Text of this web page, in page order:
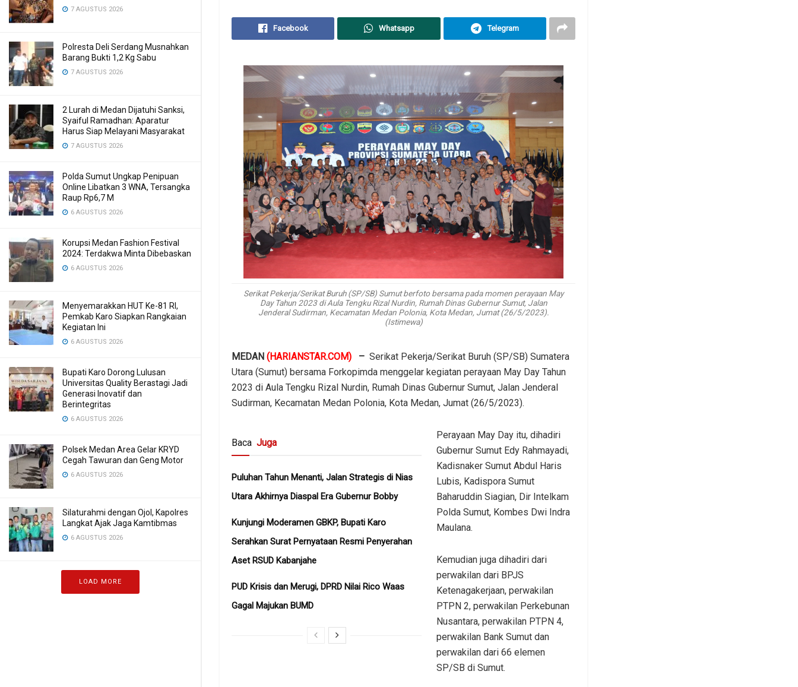
7 AGUSTUS 2026
Polresta Deli Serdang Musnahkan
Barang Bukti 1,2 Kg Sabu
7 AGUSTUS 2026
2 Lurah di Medan Dijatuhi Sanksi,
Syaiful Ramadhan: Aparatur
Harus Siap Melayani Masyarakat
7 AGUSTUS 2026
Polda Sumut Ungkap Penipuan
Online Libatkan 3 WNA, Tersangka
Raup Rp6,7 M
6 AGUSTUS 2026
Korupsi Medan Fashion Festival
2024: Terdakwa Minta Dibebaskan
6 AGUSTUS 2026
Menyemarakkan HUT Ke-81 RI,
Pemkab Karo Siapkan Rangkaian
Kegiatan Ini
6 AGUSTUS 2026
Bupati Karo Dorong Lulusan
Universitas Quality Berastagi Jadi
Generasi Inovatif dan
Berintegritas
6 AGUSTUS 2026
Polsek Medan Area Gelar KRYD
Cegah Tawuran dan Geng Motor
6 AGUSTUS 2026
Silaturahmi dengan Ojol, Kapolres
Langkat Ajak Jaga Kamtibmas
6 AGUSTUS 2026
LOAD MORE
Facebook Whatsapp Telegram
Serikat Pekerja/Serikat Buruh (SP/SB) Sumut berfoto bersama pada momen perayaan May
Day Tahun 2023 di Aula Tengku Rizal Nurdin, Rumah Dinas Gubernur Sumut, Jalan
Jenderal Sudirman, Kecamatan Medan Polonia, Kota Medan, Jumat (26/5/2023).
(Istimewa)
MEDAN (HARIANSTAR.COM) – Serikat Pekerja/Serikat Buruh (SP/SB) Sumatera
Utara (Sumut) bersama Forkopimda menggelar kegiatan perayaan May Day Tahun
2023 di Aula Tengku Rizal Nurdin, Rumah Dinas Gubernur Sumut, Jalan Jenderal
Sudirman, Kecamatan Medan Polonia, Kota Medan, Jumat (26/5/2023).
Baca Juga
Puluhan Tahun Menanti, Jalan Strategis di Nias
Utara Akhirnya Diaspal Era Gubernur Bobby
Kunjungi Moderamen GBKP, Bupati Karo
Serahkan Surat Pernyataan Resmi Penyerahan
Aset RSUD Kabanjahe
PUD Krisis dan Merugi, DPRD Nilai Rico Waas
Gagal Majukan BUMD
Perayaan May Day itu, dihadiri
Gubernur Sumut Edy Rahmayadi,
Kadisnaker Sumut Abdul Haris
Lubis, Kadispora Sumut
Baharuddin Siagian, Dir Intelkam
Polda Sumut, Kombes Dwi Indra
Maulana.
Kemudian juga dihadiri dari
perwakilan dari BPJS
Ketenagakerjaan, perwakilan
PTPN 2, perwakilan Perkebunan
Nusantara, perwakilan PTPN 4,
perwakilan Bank Sumut dan
perwakilan dari 66 elemen
SP/SB di Sumut.